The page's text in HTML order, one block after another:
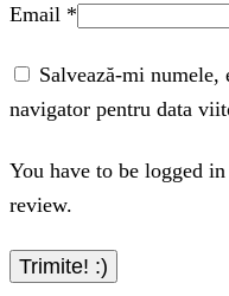
Email *
Salvează-mi
navigator pentru data
You have to be logged
review.